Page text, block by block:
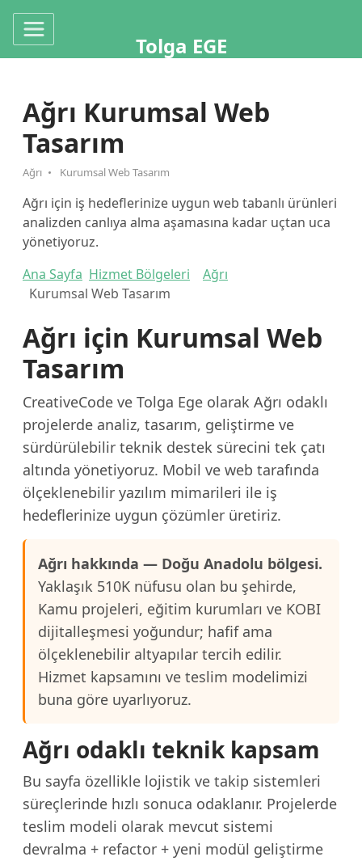
Tolga EGE
Ağrı Kurumsal Web
Tasarım
Ağrı Kurumsal Web Tasarım
Ağrı için iş hedeflerinize uygun web tabanlı ürünleri
analizden canlıya alma aşamasına kadar uçtan uca
yönetiyoruz.
Ana Sayfa Hizmet Bölgeleri
Ağrı
Kurumsal Web Tasarım
Ağrı için Kurumsal Web
Tasarım
CreativeCode ve Tolga Ege olarak Ağrı odaklı
projelerde analiz, tasarım, geliştirme ve
sürdürülebilir teknik destek sürecini tek çatı
altında yönetiyoruz. Mobil ve web tarafında
ölçeklenebilir yazılım mimarileri ile iş
hedeflerinize uygun çözümler üretiriz.
Ağrı hakkında — Doğu Anadolu bölgesi.
Yaklaşık 510K nüfusu olan bu şehirde,
Kamu projeleri, eğitim kurumları ve KOBI
dijitalleşmesi yoğundur; hafif ama
ölçeklenebilir altyapılar tercih edilir.
Hizmet kapsamını ve teslim modelimizi
buna göre uyarlıyoruz.
Ağrı odaklı teknik kapsam
Bu sayfa özellikle lojistik ve takip sistemleri
süreçlerinde hızlı sonuca odaklanır. Projelerde
teslim modeli olarak mevcut sistemi
devralma + refactor + yeni modül geliştirme